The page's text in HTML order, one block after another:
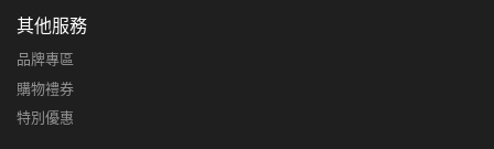
其他服務
品牌專區
購物禮券
特別優惠